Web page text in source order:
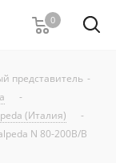
0
представитель -
-
(Италия)
-
N 80-200B/B